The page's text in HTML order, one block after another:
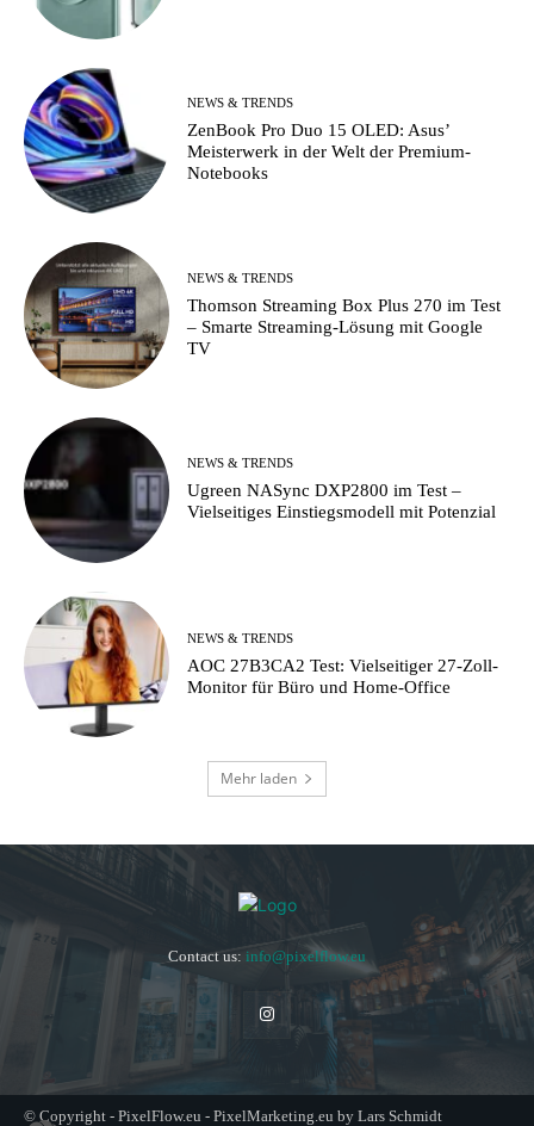
NEWS & TRENDS
ZenBook Pro Duo 15 OLED: Asus’
Meisterwerk in der Welt der Premium-
Notebooks
NEWS & TRENDS
Thomson Streaming Box Plus 270 im Test
– Smarte Streaming-Lösung mit Google
TV
NEWS & TRENDS
Ugreen NASync DXP2800 im Test –
Vielseitiges Einstiegsmodell mit Potenzial
NEWS & TRENDS
AOC 27B3CA2 Test: Vielseitiger 27-Zoll-
Monitor für Büro und Home-Office
Mehr laden
Contact us: info@pixelflow.eu
© Copyright - PixelFlow.eu - PixelMarketing.eu by Lars Schmidt